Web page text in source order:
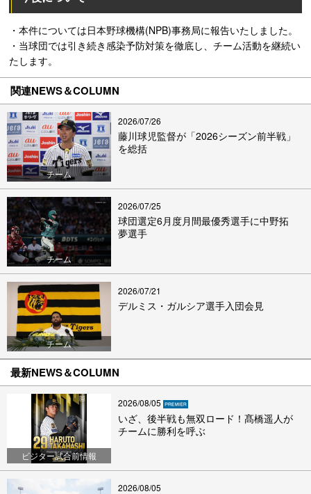
・本件については日本野球機構(NPB)事務局に報告いたしました。
・当球団では引き続き感染予防対策を徹底し、チーム活動を継続い
たします。
関連NEWS＆COLUMN
チーム
2026/07/26
藤川球児監督が「2026シーズン前半戦」
を総括
チーム
2026/07/25
球団選定6月度月間最優秀選手に中野拓
夢選手
チーム
2026/07/21
デルミス・ガルシア選手入団会見
最新NEWS＆COLUMN
ビジター試合前情報
2026/08/05
いざ、後半戦も無双ロード！髙橋遥人が
チームに勝利を呼ぶ
2026/08/05